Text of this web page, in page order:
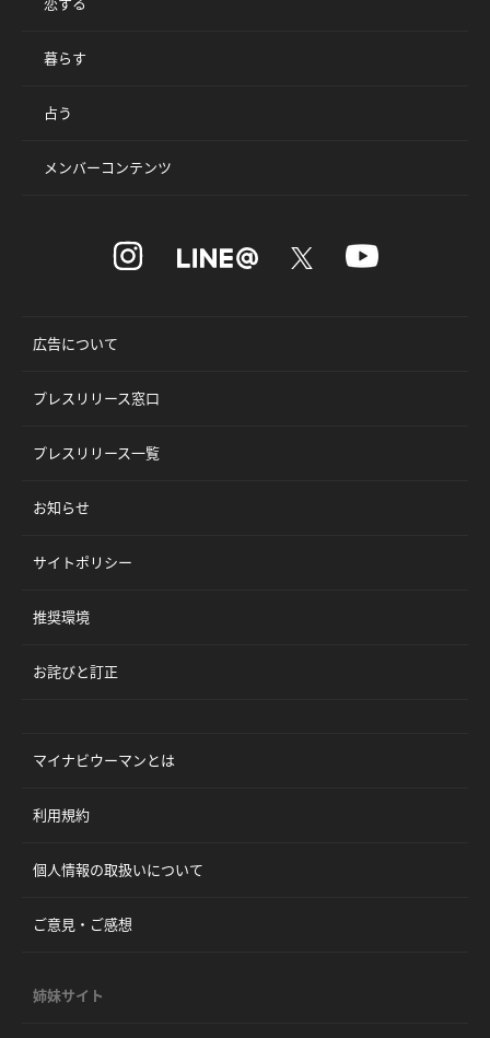
暮らす
占う
メンバーコンテンツ
広告について
プレスリリース窓口
プレスリリース一覧
お知らせ
サイトポリシー
推奨環境
お詫びと訂正
マイナビウーマンとは
利用規約
個人情報の取扱いについて
ご意見・ご感想
姉妹サイト